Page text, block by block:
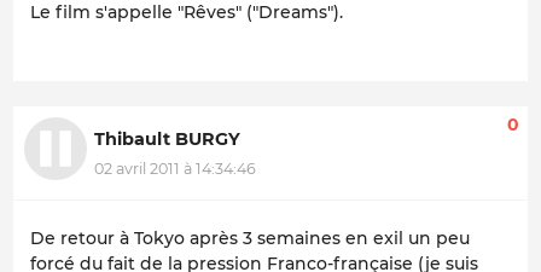
Le film s'appelle "Rêves" ("Dreams").
Thibault BURGY
02 avril 2011 à 14:34:46
0
De retour à Tokyo après 3 semaines en exil un peu
forcé du fait de la pression Franco-française (je suis